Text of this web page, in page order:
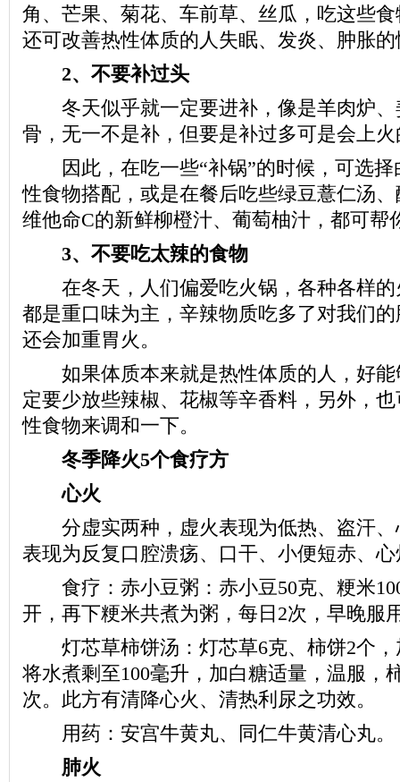
角、芒果、菊花、车前草、丝瓜，吃这些
还可改善热性体质的人失眠、发炎、肿胀
2、不要补过头
冬天似乎就一定要进补，像是羊肉炉、
骨，无一不是补，但要是补过多可是会上
因此，在吃一些“补锅”的时候，可选择
性食物搭配，或是在餐后吃些绿豆薏仁汤
维他命C的新鲜柳橙汁、葡萄柚汁，都可帮
3、不要吃太辣的食物
在冬天，人们偏爱吃火锅，各种各样的
都是重口味为主，辛辣物质吃多了对我们
还会加重胃火。
如果体质本来就是热性体质的人，好能
定要少放些辣椒、花椒等辛香料，另外，
性食物来调和一下。
冬季降火5个食疗方
心火
分虚实两种，虚火表现为低热、盗汗、
表现为反复口腔溃疡、口干、小便短赤、
食疗：赤小豆粥：赤小豆50克、粳米
开，再下粳米共煮为粥，每日2次，早晚服
灯芯草柿饼汤：灯芯草6克、柿饼2个，
将水煮剩至100毫升，加白糖适量，温服，
次。此方有清降心火、清热利尿之功效。
用药：安宫牛黄丸、同仁牛黄清心丸。
肺火